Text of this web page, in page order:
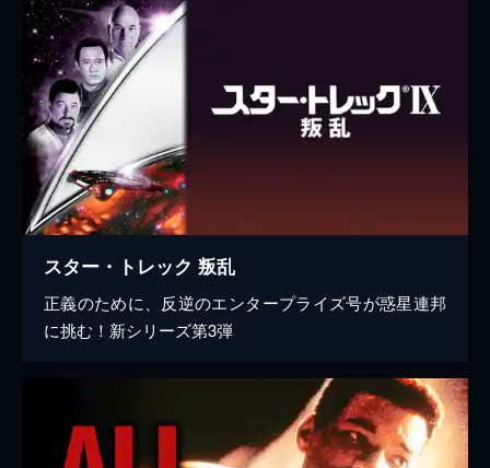
スター・トレック 叛乱
正義のために、反逆のエンタープライズ号が惑星連邦
に挑む！新シリーズ第3弾